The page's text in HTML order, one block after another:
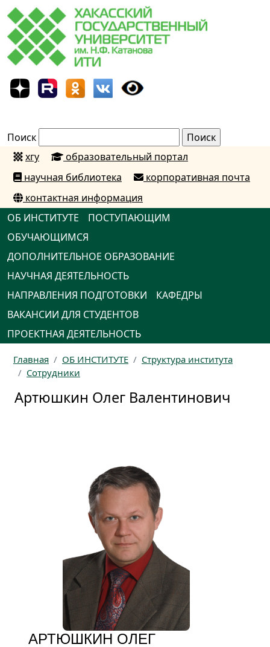
Поиск
хгу
образовательный портал
научная библиотека
корпоративная почта
контактная информация
ОБ ИНСТИТУТЕ
ПОСТУПАЮЩИМ
ОБУЧАЮЩИМСЯ
ДОПОЛНИТЕЛЬНОЕ ОБРАЗОВАНИЕ
НАУЧНАЯ ДЕЯТЕЛЬНОСТЬ
НАПРАВЛЕНИЯ ПОДГОТОВКИ
КАФЕДРЫ
ВАКАНСИИ ДЛЯ СТУДЕНТОВ
ПРОЕКТНАЯ ДЕЯТЕЛЬНОСТЬ
Главная ОБ ИНСТИТУТЕ
Структура института
Сотрудники
Артюшкин Олег Валентинович
АРТЮШКИН ОЛЕГ